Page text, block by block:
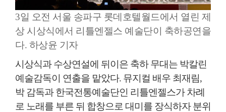
3일 오전 서울 송파구 롯데호텔월드에서 열린 제2
상 시상식에서 리틀엔젤스 예술단이 축하공연을 선
다. 하상윤 기자
시상식과 수상연설에 뒤이은 축하 무대는 박칼린
예술감독이 연출을 맡았다. 뮤지컬 배우 최재림,
박 감독과 한국전통예술단인 리틀엔젤스가 차례
로 노래를 부른 뒤 합창으로 대미를 장식하자 분위